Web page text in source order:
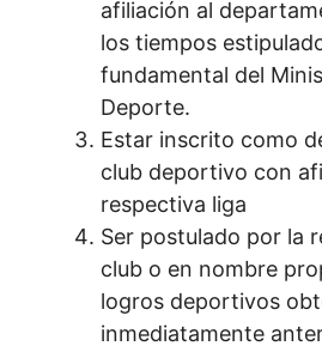
afiliación al
los tiempos
fundamental del
Deporte.
Estar inscrito como
club deportivo con
respectiva liga
Ser postulado por la
club o en nombre
logros deportivos
inmediatamente